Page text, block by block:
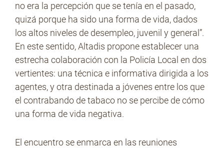
no era la percepción que se tenía en el pasado,
quizá porque ha sido una forma de vida, dados
los altos niveles de desempleo, juvenil y general”.
En este sentido, Altadis propone establecer una
estrecha colaboración con la Policía Local en dos
vertientes: una técnica e informativa dirigida a los
agentes, y otra destinada a jóvenes entre los que
el contrabando de tabaco no se percibe de cómo
una forma de vida negativa.
El encuentro se enmarca en las reuniones